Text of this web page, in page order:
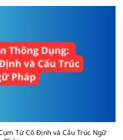
Từ Cố Định và Cấu Trúc Ngữ